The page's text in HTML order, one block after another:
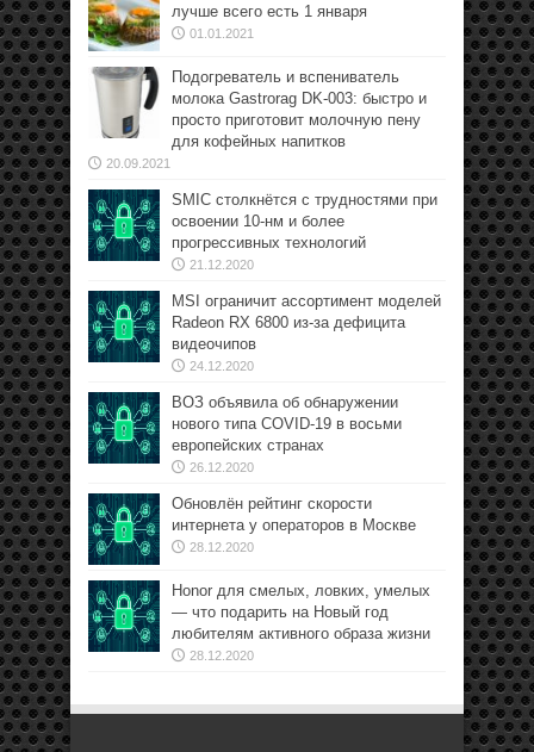
лучше всего есть 1 января
01.01.2021
Подогреватель и вспениватель
молока Gastrorag DK-003: быстро и
просто приготовит молочную пену
для кофейных напитков
20.09.2021
SMIC столкнётся с трудностями при
освоении 10-нм и более
прогрессивных технологий
21.12.2020
MSI ограничит ассортимент моделей
Radeon RX 6800 из-за дефицита
видеочипов
24.12.2020
ВОЗ объявила об обнаружении
нового типа COVID-19 в восьми
европейских странах
26.12.2020
Обновлён рейтинг скорости
интернета у операторов в Москве
28.12.2020
Honor для смелых, ловких, умелых
— что подарить на Новый год
любителям активного образа жизни
28.12.2020